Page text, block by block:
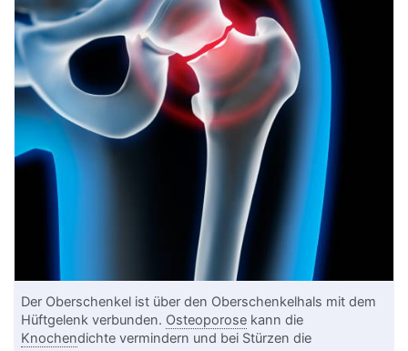
Der Oberschenkel ist über den Oberschenkelhals mit dem
Hüftgelenk verbunden. Osteoporose kann die
Knochendichte vermindern und bei Stürzen die